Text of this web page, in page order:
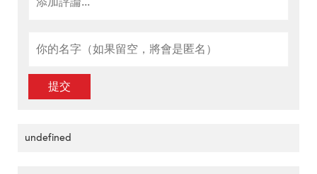
提交
undefined